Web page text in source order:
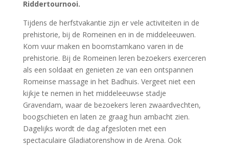
de herfstvakantie heel veel te ontdekken, te beleven en
Evenementen:
Stap in het Schoenenweekend! – 19 en 20 oktober
Op bezoek bij smeden – 26 en 27 oktober
Én een Speciaal Ridder Toernooi
Meer informatie over deze en andere
evenementen in Archeon:
https://www.archeon.nl/nl/agenda.html